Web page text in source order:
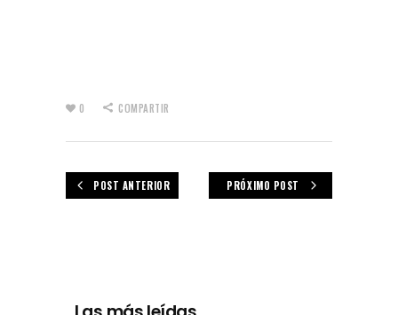
0 COMPARTIR
POST ANTERIOR PRÓXIMO POST